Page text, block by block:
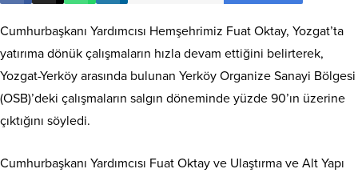
Cumhurbaşkanı Yardımcısı Hemşehrimiz Fuat Oktay, Yozgat’ta
yatırıma dönük çalışmaların hızla devam ettiğini belirterek,
Yozgat-Yerköy arasında bulunan Yerköy Organize Sanayi Bölgesi
(OSB)’deki çalışmaların salgın döneminde yüzde 90’ın üzerine
çıktığını söyledi.
Cumhurbaşkanı Yardımcısı Fuat Oktay ve Ulaştırma ve Alt Yapı